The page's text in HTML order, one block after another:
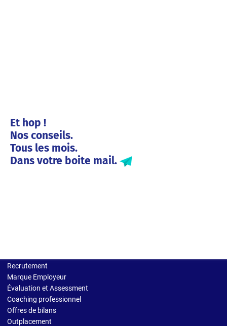
Et hop !
Nos conseils.
Tous les mois.
Dans votre boite mail.
Recrutement
Marque Employeur
Évaluation et Assessment
Coaching professionnel
Offres de bilans
Outplacement